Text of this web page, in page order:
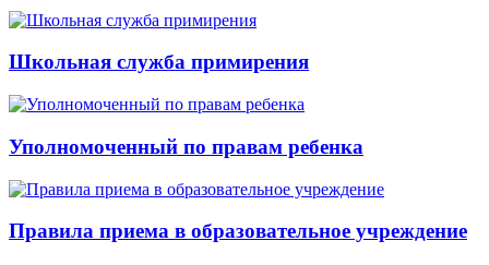
Школьная служба примирения
Уполномоченный по правам ребенка
Правила приема в образовательное учреждение